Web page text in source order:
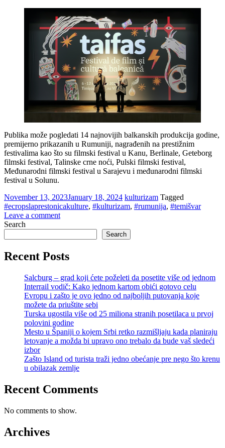
Publika može pogledati 14 najnovijih balkanskih produkcija godine,
premijerno prikazanih u Rumuniji, nagrađenih na prestižnim
festivalima kao što su filmski festival u Kanu, Berlinale, Geteborg
filmski festival, Talinske crne noći, Pulski filmski festival,
Međunarodni filmski festival u Sarajevu i međunarodni filmski
festival u Solunu.
November 13, 2023January 18, 2024 kulturizam Tagged
#ecropslaprestonicakulture, #kulturizam, #rumunija, #temišvar
Leave a comment
Widgets
Search
Search
Recent Posts
Salcburg – grad koji ćete poželeti da posetite više od jednom
Interrail vodič: Kako jednom kartom obići gotovo celu
Evropu i zašto je ovo jedno od najboljih putovanja koje
možete da priuštite sebi
Turska ugostila više od 25 miliona stranih posetilaca u prvoj
polovini godine
Mesto u Španiji o kojem Srbi retko razmišljaju kada planiraju
letovanje a možda bi upravo ono trebalo da bude vaš sledeći
izbor
Zašto Island od turista traži jedno obećanje pre nego što krenu
u obilazak zemlje
Recent Comments
No comments to show.
Archives